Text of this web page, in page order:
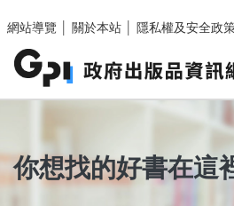
網站導覽
關於本站 隱私權及安全政
你想找的好書在這